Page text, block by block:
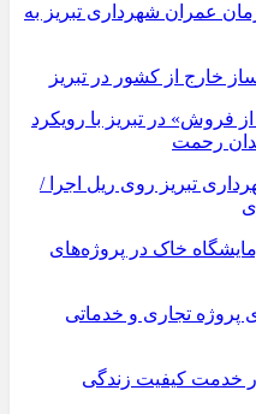
عمران شهرداری تبریز به
خارج از کشور در تبریز
فروش» در تبریز با رویکرد
رحمت
تبریز روی ریل اجرا /
خاک در پروژه‌های
پروژه تجاری و خدماتی
خدمت کیفیت زندگی